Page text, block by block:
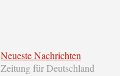
Neueste Nachrichten
Zeitung für Deutschland